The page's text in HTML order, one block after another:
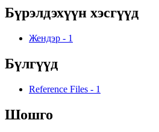
Бүрэлдэхүүн хэсгүүд
Жендэр - 1
Бүлгүүд
Reference Files - 1
Шошго